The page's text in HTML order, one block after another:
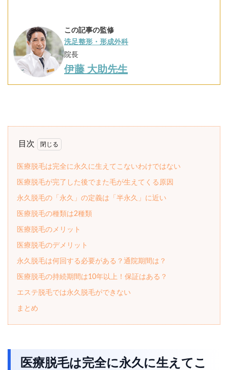
この記事の監修
洗足整形・形成外科
院長
伊藤 大助先生
目次
医療脱毛は完全に永久に生えてこないわけではない
医療脱毛が完了した後でまた毛が生えてくる原因
永久脱毛の「永久」の定義は「半永久」に近い
医療脱毛の種類は2種類
医療脱毛のメリット
医療脱毛のデメリット
永久脱毛は何回する必要がある？通院期間は？
医療脱毛の持続期間は10年以上！保証はある？
エステ脱毛では永久脱毛ができない
まとめ
医療脱毛は完全に永久に生えてこ